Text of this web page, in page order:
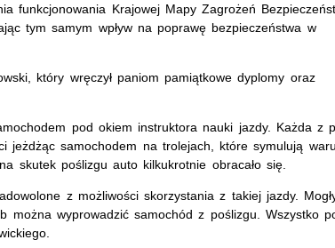
funkcjonowania Krajowej Mapy Zagrożeń
tym samym wpływ na poprawę bezpieczeństwa w
który wręczył paniom pamiątkowe dyplomy oraz
pod okiem instruktora nauki jazdy. Każda z
jeżdżąc samochodem na trolejach, które symulują
skutek poślizgu auto kilkukrotnie obracało się.
z możliwości skorzystania z takiej jazdy.
można wyprowadzić samochód z poślizgu. Wszystko